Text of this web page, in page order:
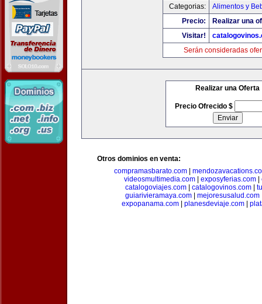
Categorias:
Alimentos y
Precio:
Realizar una
Visitar!
Serán consideradas
Realizar una Oferta
Precio Ofrecido $
Otros dominios en venta:
compramasbarato.com|
videosmultimedia.com
exposyferias.com
catalogoviajes.com| catalogovinos.com|
guiarivieramaya.com
mejoresusalud.com
expopanama.com| planesdeviaje.com|